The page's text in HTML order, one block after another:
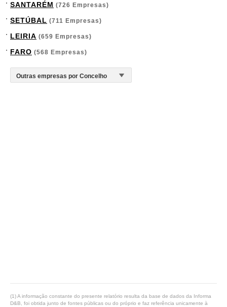
SANTARÉM (726 Empresas)
SETÚBAL (711 Empresas)
LEIRIA (659 Empresas)
FARO (568 Empresas)
(1) A informação constante do presente relatório resulta da base de dados da Informa
D&B, foi obtida junto de fontes públicas ou do próprio e faz referência unicamente à